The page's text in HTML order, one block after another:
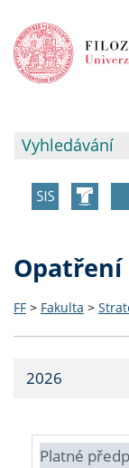
Opatření
FF > Fakulta >
2026
Platné